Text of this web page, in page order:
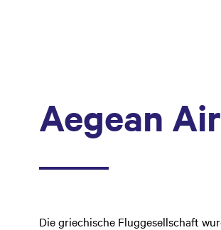
Aegean
Die griechische Fluggesellschaft